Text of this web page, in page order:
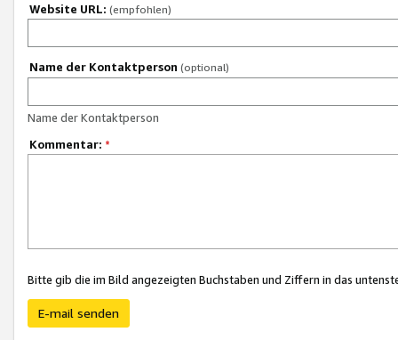
Website URL: (empfohlen)
Name der Kontaktperson (optional)
Name der Kontaktperson
Kommentar: *
Bitte gib die im Bild angezeigten Buchstaben und Ziffern in das
E-mail senden